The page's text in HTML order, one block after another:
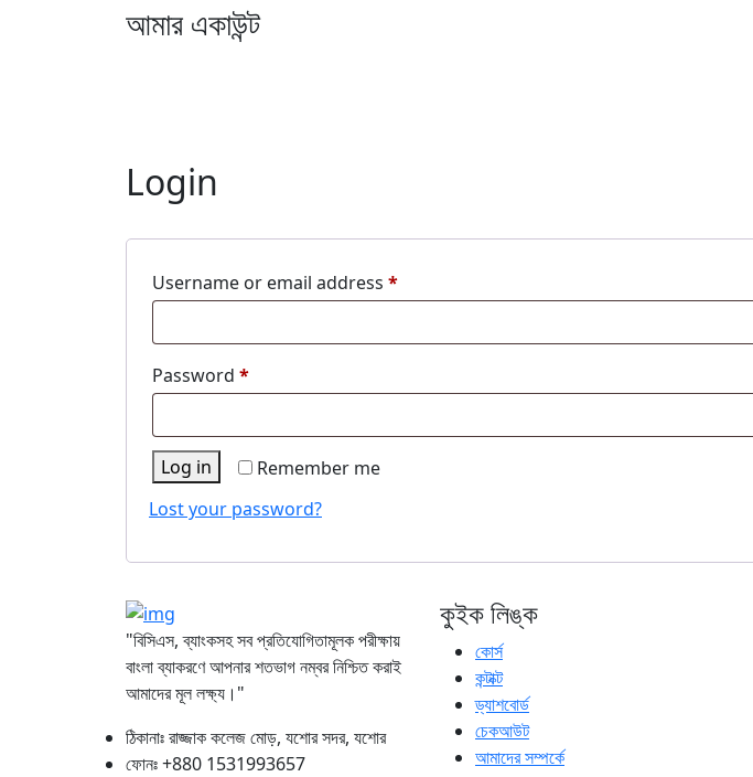
আমার একাউন্ট
Login
Username or email address *Required
Password *Required
Remember me
Log in
Lost your password?
"বিসিএস, ব্যাংকসহ সব প্রতিযোগিতামূলক পরীক্ষায়
বাংলা ব্যাকরণে আপনার শতভাগ নম্বর নিশ্চিত করাই
আমাদের মূল লক্ষ্য।"
ঠিকানাঃ রাজ্জাক কলেজ মোড়, যশোর সদর, যশোর
ফোনঃ +880 1531993657
কুইক লিঙ্ক
কোর্স
কন্টাক্ট
ড্যাশবোর্ড
চেকআউট
আমাদের সম্পর্কে